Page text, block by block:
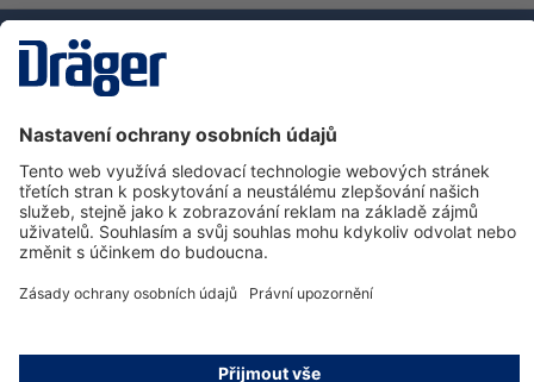
Zákaznická infolinka
O společnosti Dräger
Informace